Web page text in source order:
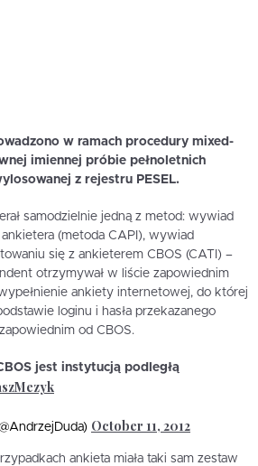
w ramach procedury mixed-
imiennej próbie pełnoletnich
z rejestru PESEL.
samodzielnie jedną z metod: wywiad
ankietera (metoda CAPI), wywiad
się z ankieterem CBOS (CATI) –
otrzymywał w liście zapowiednim
ankiety internetowej, do której
loginu i hasła przekazanego
od CBOS.
jest instytucją podległą
October 11, 2012
ankieta miała taki sam zestaw